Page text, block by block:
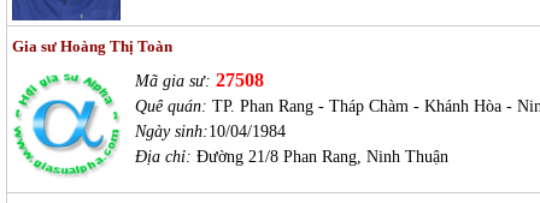
Gia sư Hoàng Thị Toàn
Mã gia sư: 27508
Quê quán: TP. Phan Rang - Tháp Chàm - Khánh Hòa -
Ngày sinh:10/04/1984
Địa chỉ: Đường 21/8 Phan Rang, Ninh Thuận